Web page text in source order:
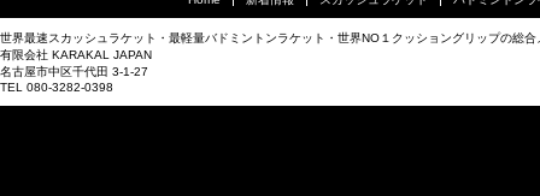
世界最速スカッシュラケット・最軽量バドミントンラケット・世界NO１クッショングリップの総
有限会社 KARAKAL JAPAN
名古屋市中区千代田 3-1-27
TEL 080-3282-0398